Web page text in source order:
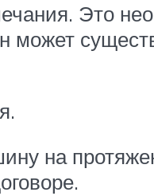
Это
может
на